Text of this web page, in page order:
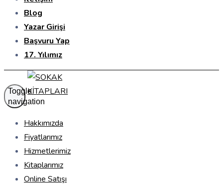
Blog
Yazar Girişi
Başvuru Yap
17. Yılımız
Toggle
navigation
Hakkımızda
Fiyatlarımız
Hizmetlerimiz
Kitaplarımız
Online Satışı